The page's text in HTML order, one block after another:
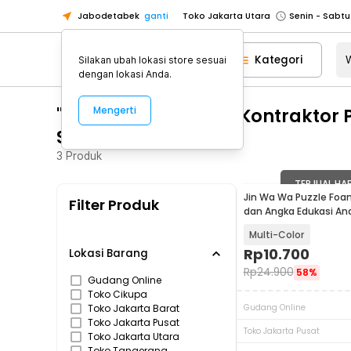
Jabodetabek ganti Toko Jakarta Utara
Toko Tangerang
Toko Cikupa
Pick n Go Jakarta Barat
Senin -
Pick n Go Bekasi
Senin - Jumat
Senin -
Toko Jakarta Utara
Toko Cikupa
Pick n Go Jakarta Barat
Senin -
Senin - Jumat
Senin - Jumat
Kategori
"WA 0859 3970 0884
Semarang"
3 Produk
Filter Produk
Lokasi Barang
Gudang Online
Toko Cikupa
Toko Jakarta Barat
Toko Jakarta Pusat
Toko Jakarta Utara
TERJUAL
Jin Wa Wa Puzzle
dan Angka Edukasi
Multi-Color
Rp10.700
Rp24.900 58%
Gudang Online
Toko Jakarta Pusat
Silakan ubah lokasi store sesuai
dengan lokasi Anda.
Mengerti